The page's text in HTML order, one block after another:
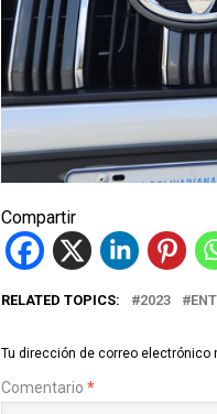
Compartir
RELATED TOPICS: 2023
Tu dirección de correo electrónico
Comentario *